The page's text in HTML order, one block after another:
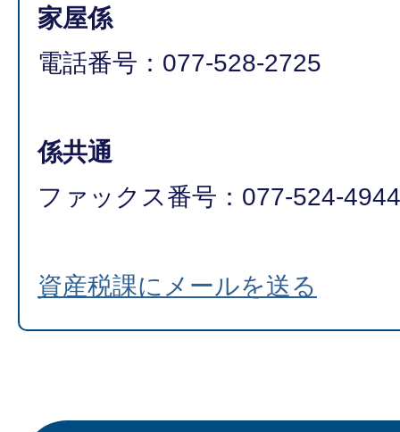
家屋係
電話番号：077-528-2725
係共通
ファックス番号：077-524-4944
資産税課にメールを送る